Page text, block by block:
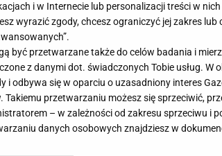
mleko uciekło! 8/14 to już sukces! - Gazeta.pl
Bambaryle mleko
i w Internecie lub personalizacji treści w
wyrazić zgody, chcesz ograniczyć jej zakres
być przetwarzane także do celów badania i
z danymi dot. świadczonych Tobie usług.
i odbywa się w oparciu o uzasadniony interes
Takiemu przetwarzaniu możesz się sprzeciwić,
– w zależności od zakresu sprzeciwu i
danych osobowych znajdziesz w